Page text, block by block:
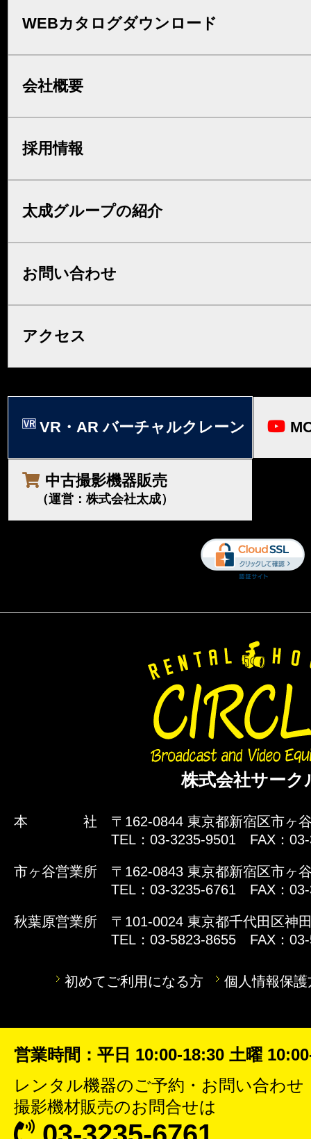
WEBカタログダウンロード
会社概要
採用情報
太成グループの紹介
お問い合わせ
アクセス
VR・AR バーチャルクレーン
中古撮影機器販売
（運営：株式会社太成）
株式会社サーク
本 社
〒162-0844 東京都新宿区市ヶ
TEL：03-3235-9501 FAX：
市ヶ谷営業所
〒162-0843 東京都新宿区市ヶ
TEL：03-3235-6761 FAX：
秋葉原営業所
〒101-0024 東京都千代田区神
TEL：03-5823-8655 FAX：
初めてご利用になる方 個人情報保護
営業時間：平日 10:00-18:30 土曜
レンタル機器のご予約・お問い合わせ
撮影機材販売のお問合せは